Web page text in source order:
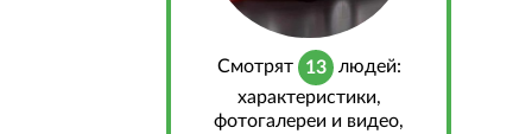
Cмотрят 13 людей:
характеристики,
фотогалереи и видео,